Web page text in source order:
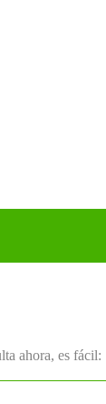
ahora, es fácil: